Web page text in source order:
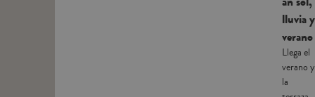
lluvia y
verano
Llega el
verano y
la